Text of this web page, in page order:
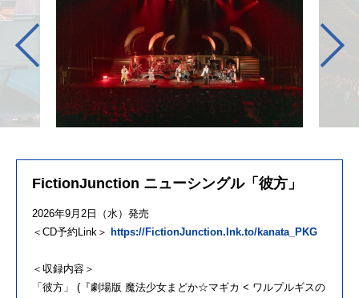
FictionJunction ニューシングル「彼方」
2026年9月2日（水）発売
＜CD予約Link＞ https://FictionJunction.lnk.to/kanata_PKG
＜収録内容＞
「彼方」 (『劇場版 魔法少女まどか☆マギカ < ワルプルギスの